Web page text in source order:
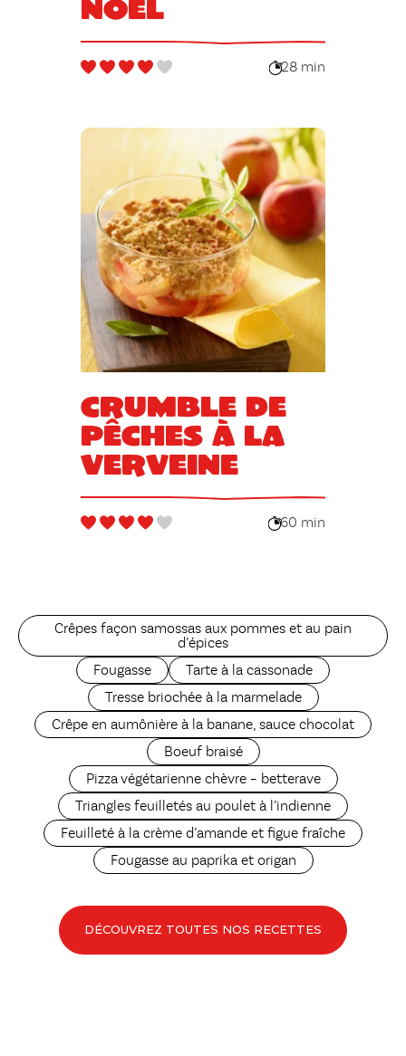
Noël
28 min
Crumble de
pêches à la
verveine
60 min
Crêpes façon samossas aux pommes et au pain
d’épices
Fougasse
Tarte à la cassonade
Tresse briochée à la marmelade
Crêpe en aumônière à la banane, sauce chocolat
Boeuf braisé
Pizza végétarienne chèvre – betterave
Triangles feuilletés au poulet à l’indienne
Feuilleté à la crème d’amande et figue fraîche
Fougasse au paprika et origan
DÉCOUVREZ TOUTES NOS RECETTES